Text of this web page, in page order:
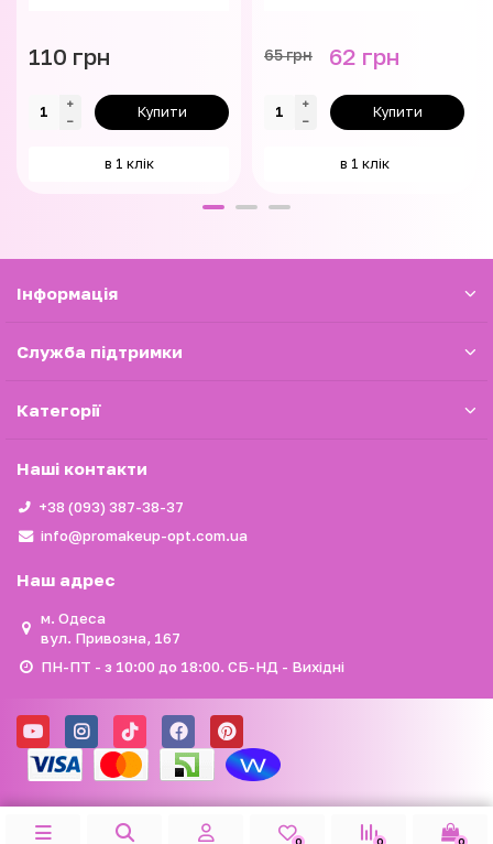
110 грн
Купити
в 1 клік
65 грн 62 грн
Купити
в 1 клік
Iнформація
Служба підтримки
Категорії
Наші контакти
+38 (093) 387-38-37
info@promakeup-opt.com.ua
Наш адрес
м. Одеса
вул. Привозна, 167
ПН-ПТ - з 10:00 до 18:00. СБ-НД - Вихідні
0 0 0